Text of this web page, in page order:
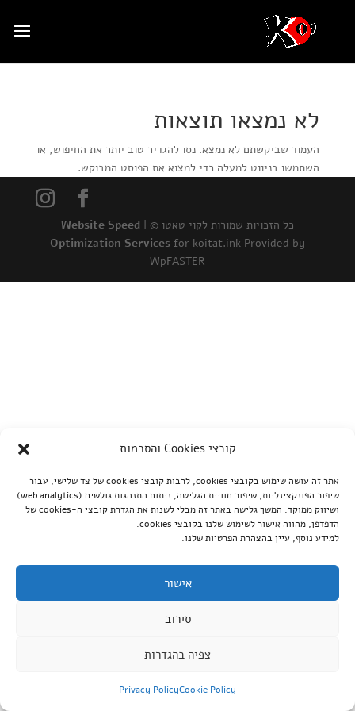
קובצי Cookies והסכמות
אתר זה עושה שימוש בקובצי cookies, לרבות קובצי cookies של צד שלישי, עבור
שיפור הפונקצינליות, שיפור חוויית הגלישה, ניתוח התנהגות גולשים (web analytics)
ושיווק ממוקד. המשך גלישה באתר זה מבלי לשנות את הגדרת קובצי ה-cookies של
הדפדפן, מהווה אישור לשימוש שלנו בקובצי cookies.
למידע נוסף, עיין בהצהרת הפרטיות שלנו.
אישור
סירוב
צפיה בהגדרות
Cookie Policy
Privacy Policy
לא נמצאו תוצאות
העמוד שביקשתם לא נמצא. נסו להגדיר טוב יותר את החיפוש, או
השתמשו בניווט למעלה כדי למצוא את הפוסט המבוקש.
כל הזכויות שמורות לקוי טאטו © | Website Speed
Optimization Services for koitat.ink Provided by
WpFASTER